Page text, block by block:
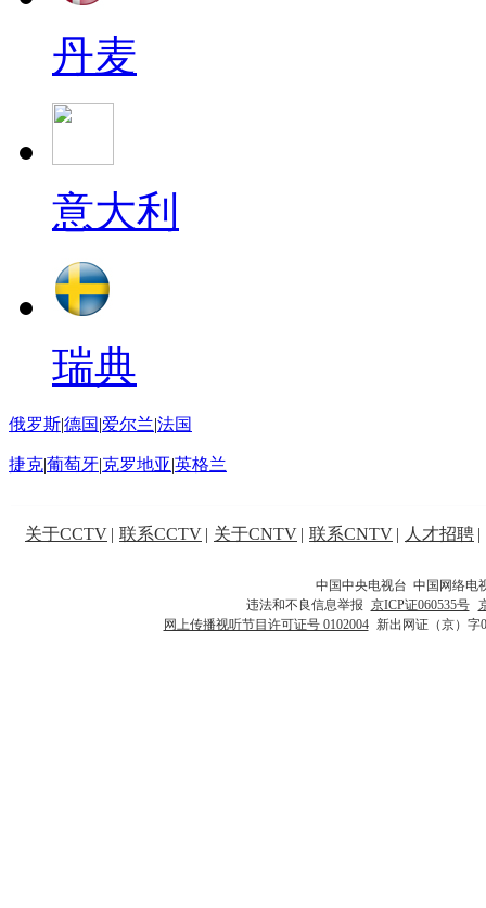
丹麦
意大利
瑞典
俄罗斯|德国|爱尔兰|法国
捷克|葡萄牙|克罗地亚|英格兰
关于CCTV | 联系CCTV | 关于CNTV | 联系CNTV | 人才招聘 |
中国中央电视台 中国网络电
违法和不良信息举报 京ICP证060535号
网上传播视听节目许可证号 0102004 新出网证（京）